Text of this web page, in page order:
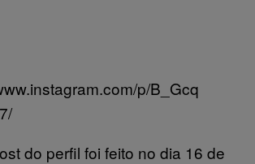
p/B_Gcq
do perfil foi feito no dia 16 de